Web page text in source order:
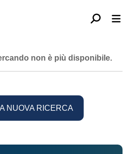
non è più disponibile.
NUOVA RICERCA